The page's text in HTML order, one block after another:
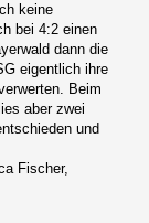
keine
bei 4:2 einen
dann die
eigentlich ihre
Beim
aber zwei
und
Fischer,